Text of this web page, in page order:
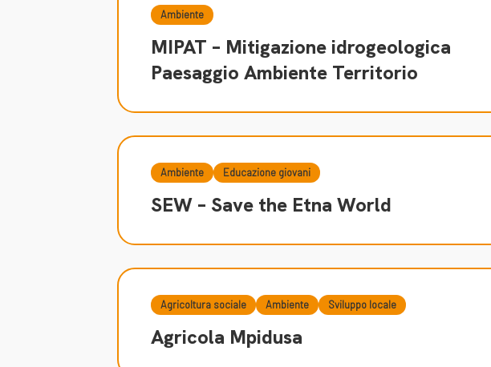
Ambiente
MIPAT – Mitigazione idrogeologica
Paesaggio Ambiente Territorio
Ambiente Educazione giovani
SEW – Save the Etna World
Agricoltura sociale Ambiente Sviluppo locale
Agricola Mpidusa